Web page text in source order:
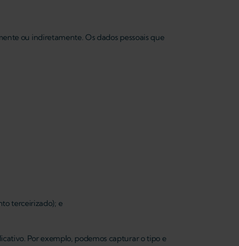
ou indiretamente. Os dados pessoais que
terceirizado); e
Por exemplo, podemos capturar o tipo e